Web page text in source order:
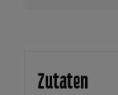
Zutaten